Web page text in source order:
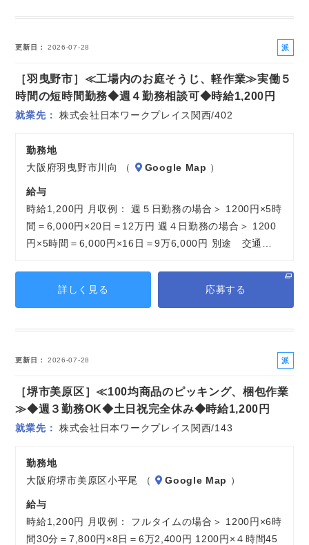
更新日 2026-07-28
派
社
［羽曳野市］≪工場内のお庭そうじ、軽作業≫実働５
時間の短時間勤務◆週４勤務相談可◆時給1,200円
就業先 株式会社日本ワークプレイス関西/402
勤務地
大阪府羽曳野市川向 （
Google Map ）
給与
時給1,200円 月収例： 週５日勤務の場合＞ 1200円×5時
間＝6,000円×20日＝12万円 週４日勤務の場合＞ 1200
円×5時間＝6,000円×16日＝9万6,000円 別途 交通…
詳しく見る 応募する
更新日 2026-07-28
派
社
［堺市美原区］≪100均商品のピッキング、梱包作業
≫◆週３勤務OK◆土日祝完全休み◆時給1,200円
就業先 株式会社日本ワークプレイス関西/143
勤務地
大阪府堺市美原区小平尾 （
Google Map ）
給与
時給1,200円 月収例： フルタイムの場合＞ 1200円×6時
間30分＝7,800円×8日＝6万2,400円 1200円×４時間45